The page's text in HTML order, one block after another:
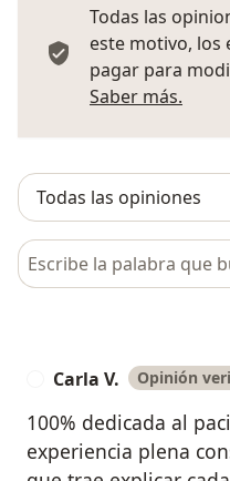
Todas las
este motivo, los
pagar para
Saber más.
Busca en opiniones
Carla V. Opinión
100% dedicada al
experiencia plena